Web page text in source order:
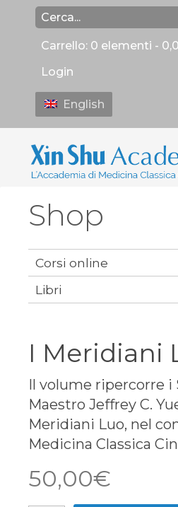
Carrello: 0 elementi -
Login
English
Shop
Corsi online
Libri
I Meridiani
Il volume ripercorre i
Maestro Jeffrey C.
Meridiani Luo, nel
Medicina Classica
50,00€